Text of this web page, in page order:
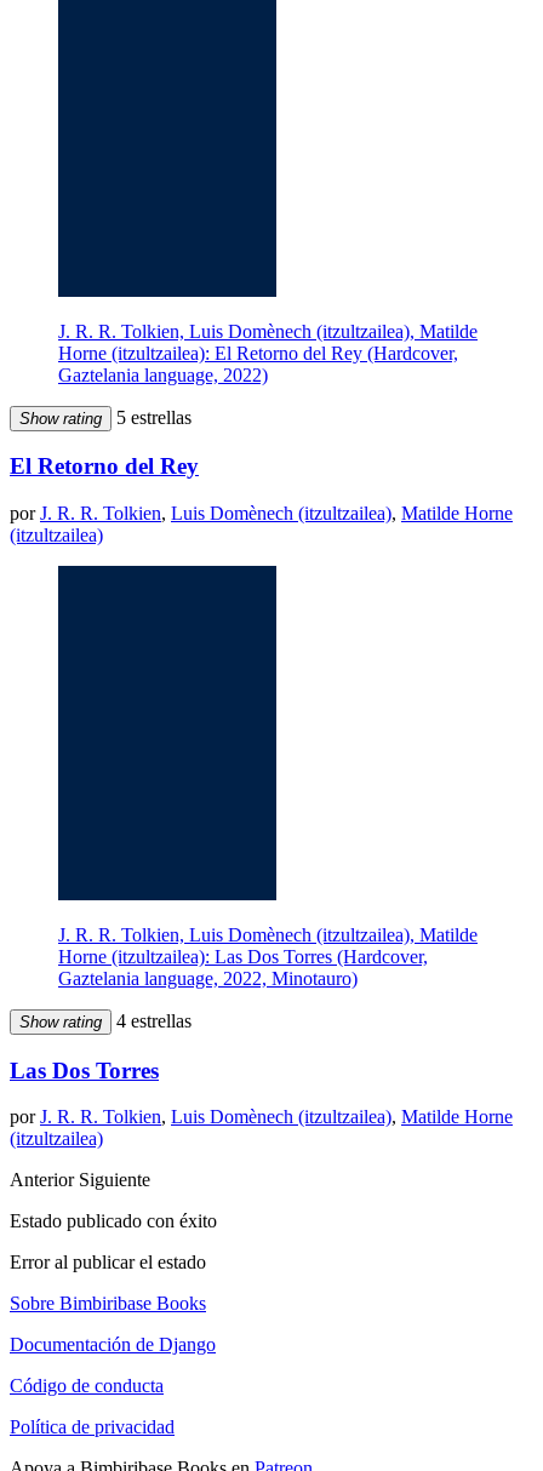
J. R. R. Tolkien, Luis Domènech (itzultzailea), Matilde
Horne (itzultzailea): El Retorno del Rey (Hardcover,
Gaztelania language, 2022)
Show rating 5 estrellas
El Retorno del Rey
porJ. R. R. Tolkien, Luis Domènech (itzultzailea), Matilde Horne
(itzultzailea)
J. R. R. Tolkien, Luis Domènech (itzultzailea), Matilde
Horne (itzultzailea): Las Dos Torres (Hardcover,
Gaztelania language, 2022, Minotauro)
Show rating 4 estrellas
Las Dos Torres
porJ. R. R. Tolkien, Luis Domènech (itzultzailea), Matilde Horne
(itzultzailea)
Anterior Siguiente
Estado publicado con éxito
Error al publicar el estado
Sobre Bimbiribase Books
Documentación de Django
Código de conducta
Política de privacidad